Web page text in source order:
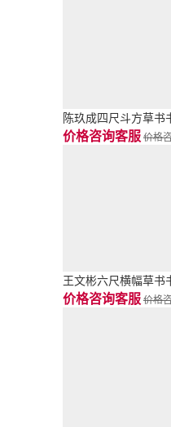
陈玖成四尺斗方草书
价格咨询客服 价格
王文彬六尺横幅草书
价格咨询客服 价格